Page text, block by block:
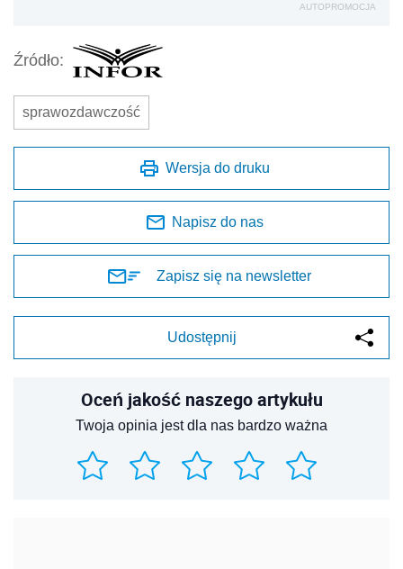
AUTOPROMOCJA
Źródło:
sprawozdawczość
Wersja do druku
Napisz do nas
Zapisz się na newsletter
Udostępnij
Oceń jakość naszego artykułu
Twoja opinia jest dla nas bardzo ważna